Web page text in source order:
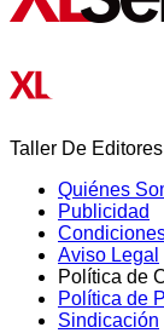
Taller De
Quiénes
Publicidad
Aviso Legal
Política de
Política de
Sindicación